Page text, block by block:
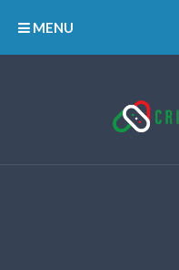
MENU